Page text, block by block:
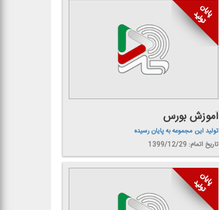
آموزش بورس
تولید این مجموعه به پایان رسیده
تاریخ اتمام: 1399/12/29